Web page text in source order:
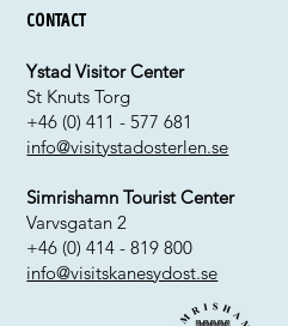
Contact
Ystad Visitor Center
St Knuts Torg
+46 (0) 411 - 577 681
info@visitystadosterlen.se
Simrishamn Tourist Center
Varvsgatan 2
+46 (0) 414 - 819 800
info@visitskanesydost.se